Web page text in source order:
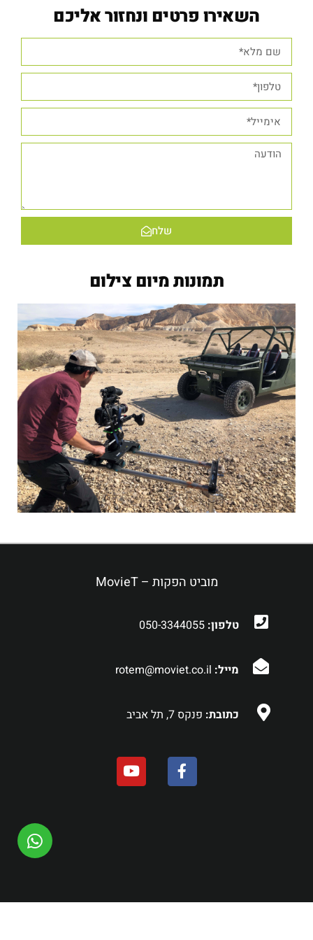
השאירו פרטים ונחזור אליכם
שלח
תמונות מיום צילום
מוביט הפקות – MovieT
טלפון: 050-3344055
מייל: rotem@moviet.co.il
כתובת: פנקס 7, תל אביב